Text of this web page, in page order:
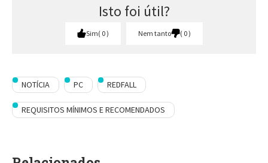
Isto foi útil?
Sim 0 Nem tanto 0
NOTÍCIA PC REDFALL
REQUISITOS MÍNIMOS E RECOMENDADOS